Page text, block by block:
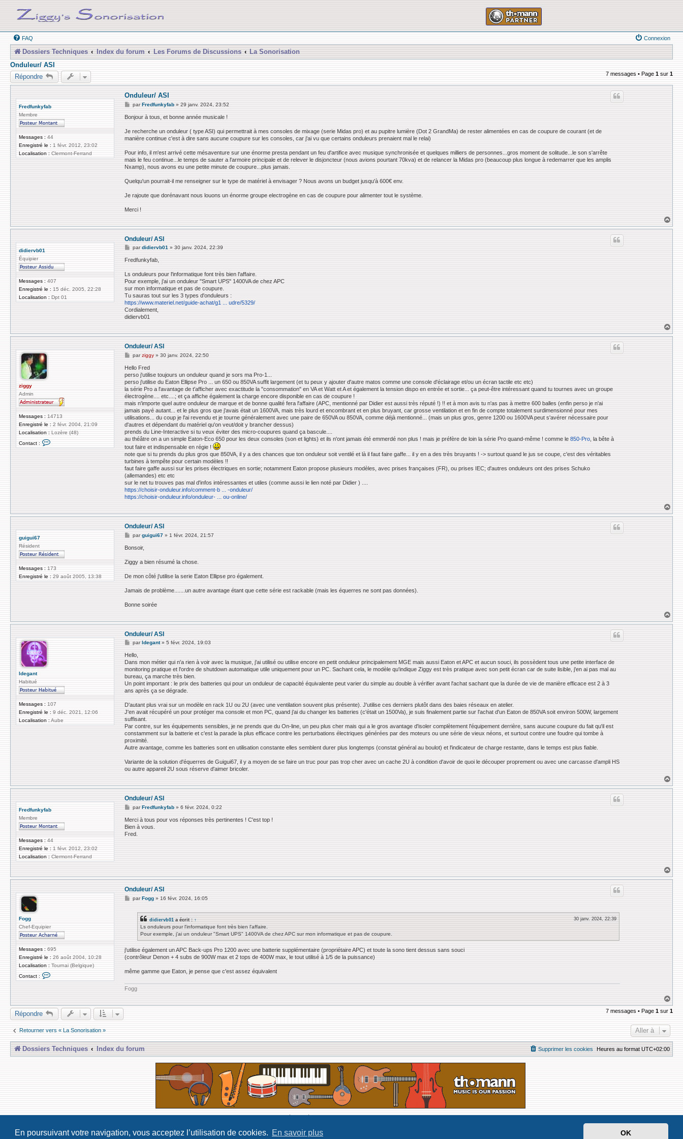
En poursuivant votre navigation, vous acceptez l’utilisation de cookies. En savoir plus OK
FAQ Connexion
Dossiers Techniques Index du forum Les Forums de Discussions
La Sonorisation
Onduleur/ ASI
Répondre
7 messages • Page 1 sur 1
Fredfunkyfab
Membre
Messages : 44
Enregistré le : 1 févr. 2012, 23:02
Localisation : Clermont-Ferrand
Onduleur/ ASI
M
s
g
e
parFredfunkyfab »29 janv. 2024, 23:52
Bonjour à tous, et bonne année musicale !
Je recherche un onduleur ( type ASI) qui permettrait à mes consoles de mixage (serie Midas pro) et au pupitre lumière (Dot 2 GrandMa) de rester alimentées en cas de coupure de courant (et de
manière continue c'est à dire sans aucune coupure sur les consoles, car j'ai vu que certains onduleurs prenaient mal le relai)
Pour info, il m'est arrivé cette mésaventure sur une énorme presta pendant un feu d'artifice avec musique synchronisée et quelques milliers de personnes...gros moment de solitude...le son s'arrête
mais le feu continue...le temps de sauter a l'armoire principale et de relever le disjoncteur (nous avions pourtant 70kva) et de relancer la Midas pro (beaucoup plus longue à redemarrer que les amplis
Nxamp), nous avons eu une petite minute de coupure...plus jamais.
Quelqu'un pourrait-il me renseigner sur le type de matériel à envisager ? Nous avons un budget jusqu'à 600€ env.
Je rajoute que dorénavant nous louons un énorme groupe electrogène en cas de coupure pour alimenter tout le système.
Merci !
a
didiervb01
Équipier
Messages : 407
Enregistré le : 15 déc. 2005, 22:28
Localisation : Dpt 01
Onduleur/ ASI
M
s
g
e
pardidiervb01 »30 janv. 2024, 22:39
Fredfunkyfab,
Ls onduleurs pour l'informatique font très bien l'affaire.
Pour exemple, j'ai un onduleur "Smart UPS" 1400VA de chez APC
sur mon informatique et pas de coupure.
Tu sauras tout sur les 3 types d'onduleurs :
https://www.materiel.net/guide-achat/g1 ... udre/5329/
Cordialement,
didiervb01
a
ziggy
Admin
Messages : 14713
Enregistré le : 2 févr. 2004, 21:09
Localisation : Lozère (48)
Contact :
o
g
Onduleur/ ASI
M
s
s
g
e
parziggy »30 janv. 2024, 22:50
Hello Fred
perso j'utilise toujours un onduleur quand je sors ma Pro-1...
perso j'utilise du Eaton Ellipse Pro ... un 650 ou 850VA suffit largement (et tu peux y ajouter d'autre matos comme une console d'éclairage et/ou un écran tactile etc etc)
la série Pro a l'avantage de t'afficher avec exactitude la "consommation" en VA et Watt et A et également la tension dispo en entrée et sortie... ça peut-être intéressant quand tu tournes avec un groupe
électrogène.... etc....; et ça affiche également la charge encore disponible en cas de coupure !
mais n'importe quel autre onduleur de marque et de bonne qualité fera l'affaire (APC, mentionné par Didier est aussi très réputé !) !! et à mon avis tu n'as pas à mettre 600 balles (enfin perso je n'ai
jamais payé autant... et le plus gros que j'avais était un 1600VA, mais très lourd et encombrant et en plus bruyant, car grosse ventilation et en fin de compte totalement surdimensionné pour mes
utilisations... du coup je l'ai revendu et je tourne généralement avec une paire de 650VA ou 850VA, comme déjà mentionné... (mais un plus gros, genre 1200 ou 1600VA peut s'avérer nécessaire pour
d'autres et dépendant du matériel qu'on veut/doit y brancher dessus)
prends du Line-Interactive si tu veux éviter des micro-coupures quand ça bascule....
au théâtre on a un simple Eaton-Eco 650 pour les deux consoles (son et lights) et ils n'ont jamais été emmerdé non plus ! mais je préfère de loin la série Pro quand-même ! comme le850-Pro , la bête à
tout faire et indispensable en régie !
note que si tu prends du plus gros que 850VA, il y a des chances que ton onduleur soit ventilé et là il faut faire gaffe... il y en a des très bruyants ! -> surtout quand le jus se coupe, c'est des véritables
turbines à tempête pour certain modèles !!
faut faire gaffe aussi sur les prises électriques en sortie; notamment Eaton propose plusieurs modèles, avec prises françaises (FR), ou prises IEC; d'autres onduleurs ont des prises Schuko
(allemandes) etc etc
sur le net tu trouves pas mal d'infos intéressantes et utiles (comme aussi le lien noté par Didier ) ....
https://choisir-onduleur.info/comment-b ... -onduleur/
https://choisir-onduleur.info/onduleur- ... ou-online/
a
guigui67
Résident
Messages : 173
Enregistré le : 29 août 2005, 13:38
Onduleur/ ASI
M
s
g
parguigui67 » 1 févr. 2024, 21:57
Bonsoir,
Ziggy a bien résumé la chose.
De mon côté j'utilise la serie Eaton Ellipse pro également.
Jamais de problème.......un autre avantage étant que cette série est rackable (mais les équerres ne sont pas données).
Bonne soirée
a
ldegant
Habitué
Messages : 107
Enregistré le : 9 déc. 2021, 12:06
Localisation : Aube
Onduleur/ ASI
M
s
s
g
e
parldegant»5 févr. 2024, 19:03
Hello,
Dans mon métier qui n'a rien à voir avec la musique, j'ai utilisé ou utilise encore en petit onduleur principalement MGE mais aussi Eaton et APC et aucun souci, ils possèdent tous une petite interface de
monitoring pratique et l'ordre de shutdown automatique utile uniquement pour un PC. Sachant cela, le modèle qu'indique Ziggy est très pratique avec son petit écran car de suite lisible, j'en ai pas mal au
bureau, ça marche très bien.
Un point important : le prix des batteries qui pour un onduleur de capacité équivalente peut varier du simple au double à vérifier avant l'achat sachant que la durée de vie de manière efficace est 2 à 3
ans après ça se dégrade.
D'autant plus vrai sur un modèle en rack 1U ou 2U (avec une ventilation souvent plus présente). J'utilise ces derniers plutôt dans des baies réseaux en atelier.
J'en avait récupéré un pour protéger ma console et mon PC, quand j'ai du changer les batteries (c'était un 1500Va), je suis finalement partie sur l'achat d'un Eaton de 850VA soit environ 500W, largement
suffisant.
Par contre, sur les équipements sensibles, je ne prends que du On-line, un peu plus cher mais qui a le gros avantage d'isoler complètement l'équipement derrière, sans aucune coupure du fait qu'il est
constamment sur la batterie et c'est la parade la plus efficace contre les perturbations électriques générées par des moteurs ou une série de vieux néons, et surtout contre une foudre qui tombe à
proximité.
Autre avantage, comme les batteries sont en utilisation constante elles semblent durer plus longtemps (constat général au boulot) et l'indicateur de charge restante, dans le temps est plus fiable.
Variante de la solution d'équerres de Guigui67, il y a moyen de se faire un truc pour pas trop cher avec un cache 2U à condition d'avoir de quoi le découper proprement ou avec une carcasse d'ampli HS
ou autre appareil 2U sous réserve d'aimer bricoler.
a
Fredfunkyfab
Membre
Messages : 44
Enregistré le : 1 févr. 2012, 23:02
Localisation : Clermont-Ferrand
Onduleur/ ASI
M
s
s
g
parFredfunkyfab »6 févr. 2024, 0:22
Merci à tous pour vos réponses très pertinentes ! C'est top !
Bien à vous.
Fred.
a
Fogg
Chef-Equipier
Messages : 695
Enregistré le : 26 août 2004, 10:28
Localisation : Tournai (Belgique)
Contact :
o
t
e
r
F
o
g
g
Onduleur/ ASI
MparFogg » 16 févr. 2024, 16:05
didiervb01 a écrit : ↑
30 janv. 2024, 22:39
Ls onduleurs pour l'informatique font très bien l'affaire.
Pour exemple, j'ai un onduleur "Smart UPS" 1400VA de chez APC sur mon informatique et pas de coupure.
j'utilise également un APC Back-ups Pro 1200 avec une batterie supplémentaire (propriétaire APC) et toute la sono tient dessus sans souci
(contrôleur Denon + 4 subs de 900W max et 2 tops de 400W max, le tout utilisé à 1/5 de la puissance)
même gamme que Eaton, je pense que c'est assez équivalent
Fogg
a
u
Répondre 7 messages • Page 1 sur 1
Retourner vers « La Sonorisation » Aller à
Dossiers Techniques Index du forum Heures au format UTC+02:00
Supprimer les cookies
Confidentialité